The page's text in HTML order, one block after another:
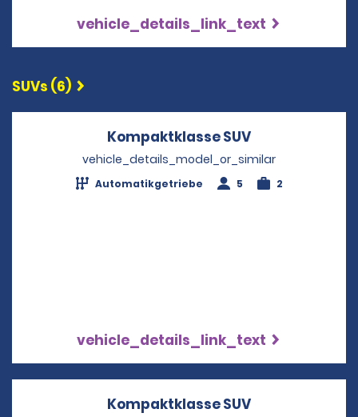
vehicle_details_link_text
SUVs (6)
Kompaktklasse SUV
vehicle_details_model_or_similar
Automatikgetriebe 5 2
vehicle_details_link_text
Kompaktklasse SUV